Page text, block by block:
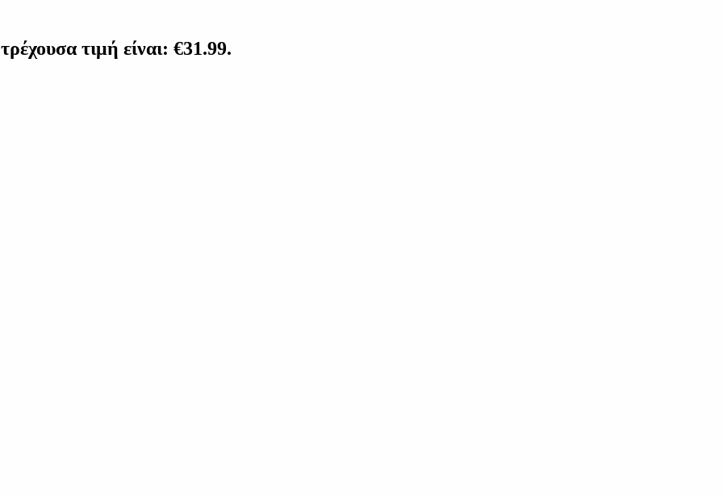
τιμή είναι: €31.99.